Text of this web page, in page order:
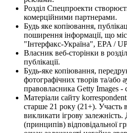
Розділ Спецпроекти
комерційними партнерами.
Будь яке копіювання,
поширення інформації, що
"Інтерфакс-Україна", EPA /
Власник веб-сторінки в
публікації.
Будь-яке копіювання,
фотографічних творів та/або
правовласника Getty Images -
Матеріали сайту
старше 21 року (21+). Участь
викликати ігрову
(принципів) відповідальної